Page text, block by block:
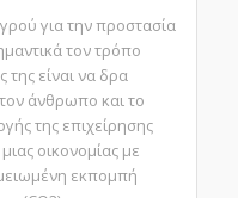
για την προστασία
τον τρόπο
της είναι να δρα
άνθρωπο και το
της επιχείρησης
μιας οικονομίας με
εκπομπή